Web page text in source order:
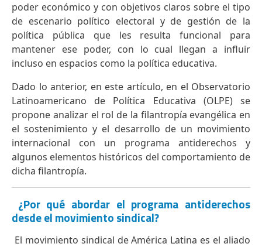
poder económico y con objetivos claros sobre el tipo
de escenario político electoral y de gestión de la
política pública que les resulta funcional para
mantener ese poder, con lo cual llegan a influir
incluso en espacios como la política educativa.
Dado lo anterior, en este artículo, en el Observatorio
Latinoamericano de Política Educativa (OLPE) se
propone analizar el rol de la filantropía evangélica en
el sostenimiento y el desarrollo de un movimiento
internacional con un programa antiderechos y
algunos elementos históricos del comportamiento de
dicha filantropía.
¿Por qué abordar el programa antiderechos
desde el movimiento sindical?
El movimiento sindical de América Latina es el aliado